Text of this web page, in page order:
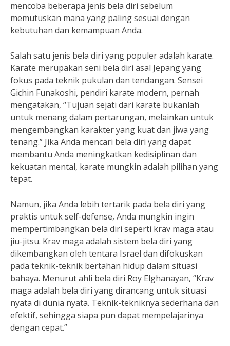
mencoba beberapa jenis bela diri sebelum
memutuskan mana yang paling sesuai dengan
kebutuhan dan kemampuan Anda.
Salah satu jenis bela diri yang populer adalah karate.
Karate merupakan seni bela diri asal Jepang yang
fokus pada teknik pukulan dan tendangan. Sensei
Gichin Funakoshi, pendiri karate modern, pernah
mengatakan, “Tujuan sejati dari karate bukanlah
untuk menang dalam pertarungan, melainkan untuk
mengembangkan karakter yang kuat dan jiwa yang
tenang.” Jika Anda mencari bela diri yang dapat
membantu Anda meningkatkan kedisiplinan dan
kekuatan mental, karate mungkin adalah pilihan yang
tepat.
Namun, jika Anda lebih tertarik pada bela diri yang
praktis untuk self-defense, Anda mungkin ingin
mempertimbangkan bela diri seperti krav maga atau
jiu-jitsu. Krav maga adalah sistem bela diri yang
dikembangkan oleh tentara Israel dan difokuskan
pada teknik-teknik bertahan hidup dalam situasi
bahaya. Menurut ahli bela diri Roy Elghanayan, “Krav
maga adalah bela diri yang dirancang untuk situasi
nyata di dunia nyata. Teknik-tekniknya sederhana dan
efektif, sehingga siapa pun dapat mempelajarinya
dengan cepat.”